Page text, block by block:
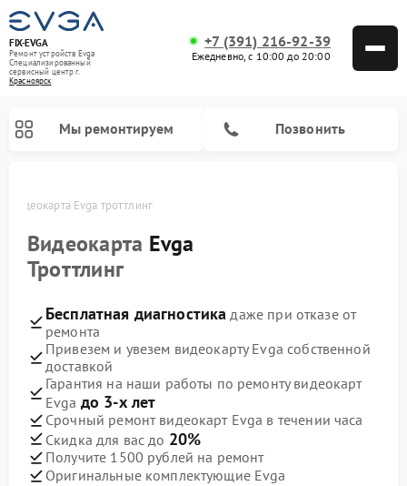
FIX-EVGA
Ремонт устройств Evga
Специализированный
cервисный центр г.
Красноярск
+7 (391) 216-92-39
Ежедневно, с 10:00 до 20:00
Мы ремонтируем Позвонить
Видеокарта Evga троттлинг
Видеокарта Evga
Троттлинг
Бесплатная диагностика даже при отказе от
ремонта
Привезем и увезем видеокарту Evga собственной
доставкой
Гарантия на наши работы по ремонту видеокарт
Evga до 3-х лет
Срочный ремонт видеокарт Evga в течении часа
Скидка для вас до 20%
Получите 1500 рублей на ремонт
Оригинальные комплектующие Evga